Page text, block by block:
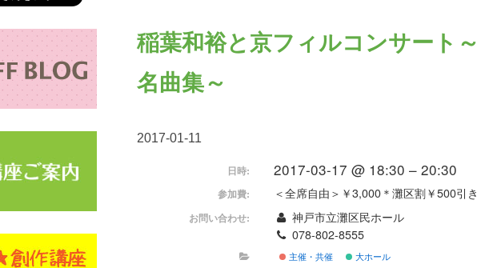
稲葉和裕と京フィルコンサート
名曲集～
2017-01-11
日時: 2017-03-17 @ 18:30 – 20:30
参加費: ＜全席自由＞￥3,000＊灘区割￥500引き
お問い合わせ:
神戸市立灘区民ホール
078-802-8555
主催・共催 大ホール